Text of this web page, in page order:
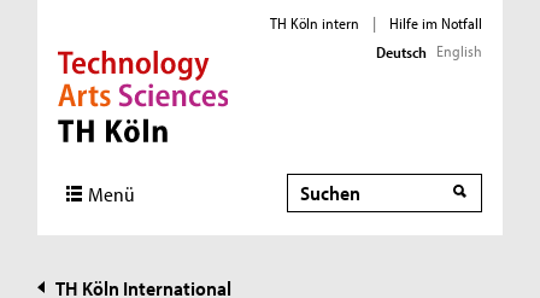
Direkt zur Hauptnavigation
Direkt zur Subnavigation
Direkt zum Inhalt
Direkt zum Fußbereich
TH Köln intern |
Hilfe im Notfall
Deutsch English
Menü Suche
TH Köln International